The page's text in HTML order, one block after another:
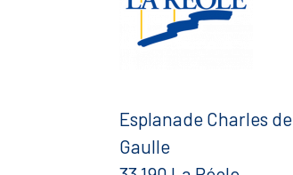
Esplanade Charles de
Gaulle